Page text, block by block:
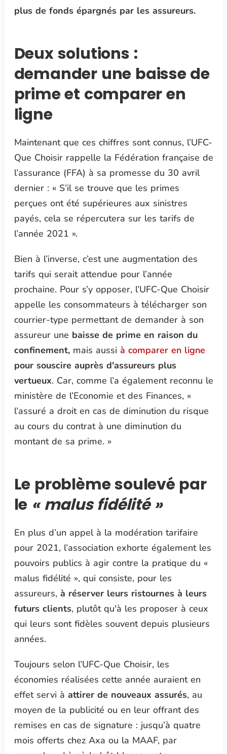
plus de fonds épargnés par les assureurs.
Deux solutions :
demander une baisse de
prime et comparer en
ligne
Maintenant que ces chiffres sont connus, l’UFC-
Que Choisir rappelle la Fédération française de
l’assurance (FFA) à sa promesse du 30 avril
dernier : « S’il se trouve que les primes
perçues ont été supérieures aux sinistres
payés, cela se répercutera sur les tarifs de
l’année 2021 ».
Bien à l’inverse, c’est une augmentation des
tarifs qui serait attendue pour l’année
prochaine. Pour s’y opposer, l’UFC-Que Choisir
appelle les consommateurs à télécharger son
courrier-type permettant de demander à son
assureur une baisse de prime en raison du
confinement,mais aussi à comparer en ligne
pour souscire auprès d'assureurs plus
vertueux. Car, comme l’a également reconnu le
ministère de l’Economie et des Finances, «
l’assuré a droit en cas de diminution du risque
au cours du contrat à une diminution du
montant de sa prime. »
Le problème soulevé par
le « malus fidélité »
En plus d’un appel à la modération tarifaire
pour 2021, l’association exhorte également les
pouvoirs publics à agir contre la pratique du «
malus fidélité », qui consiste, pour les
assureurs,à réserver leurs ristournes à leurs
futurs clients, plutôt qu'à les proposer à ceux
qui leurs sont fidèles souvent depuis plusieurs
années.
Toujours selon l’UFC-Que Choisir, les
économies réalisées cette année auraient en
effet servi à attirer de nouveaux assurés, au
moyen de la publicité ou en leur offrant des
remises en cas de signature : jusqu’à quatre
mois offerts chez Axa ou la MAAF, par